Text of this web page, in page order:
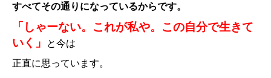
すべてその通りになっているからです。
「しゃーない。これが私や。この自分で生きて
いく」
と今は
正直に思っています。